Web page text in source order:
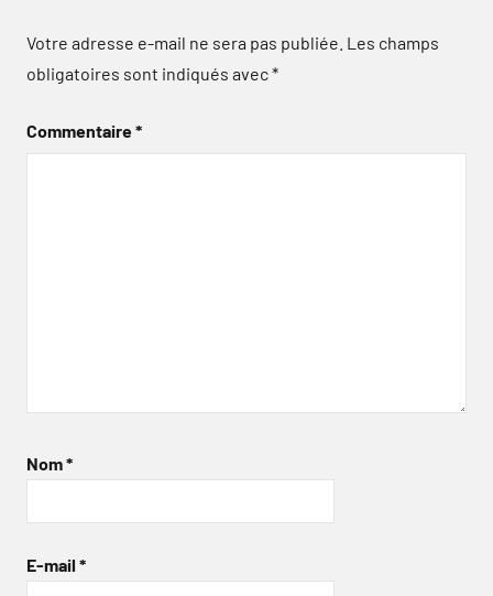
Votre adresse e-mail ne sera pas publiée. Les champs
obligatoires sont indiqués avec*
Commentaire*
Nom*
E-mail *